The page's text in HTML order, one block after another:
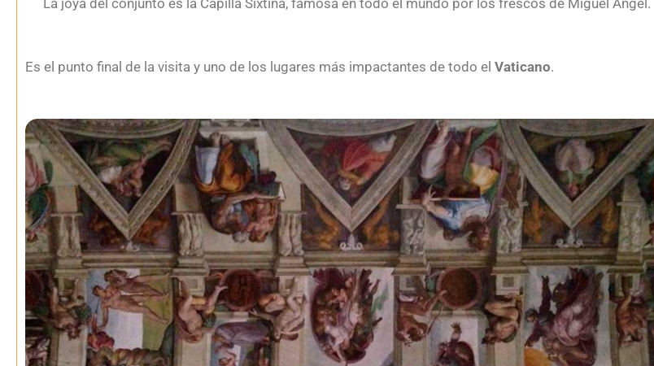
La joya del conjunto es la Capilla Sixtina, famosa en todo el mundo por los frescos de Miguel Ángel.
Es el punto final de la visita y uno de los lugares más impactantes de todo el Vaticano.